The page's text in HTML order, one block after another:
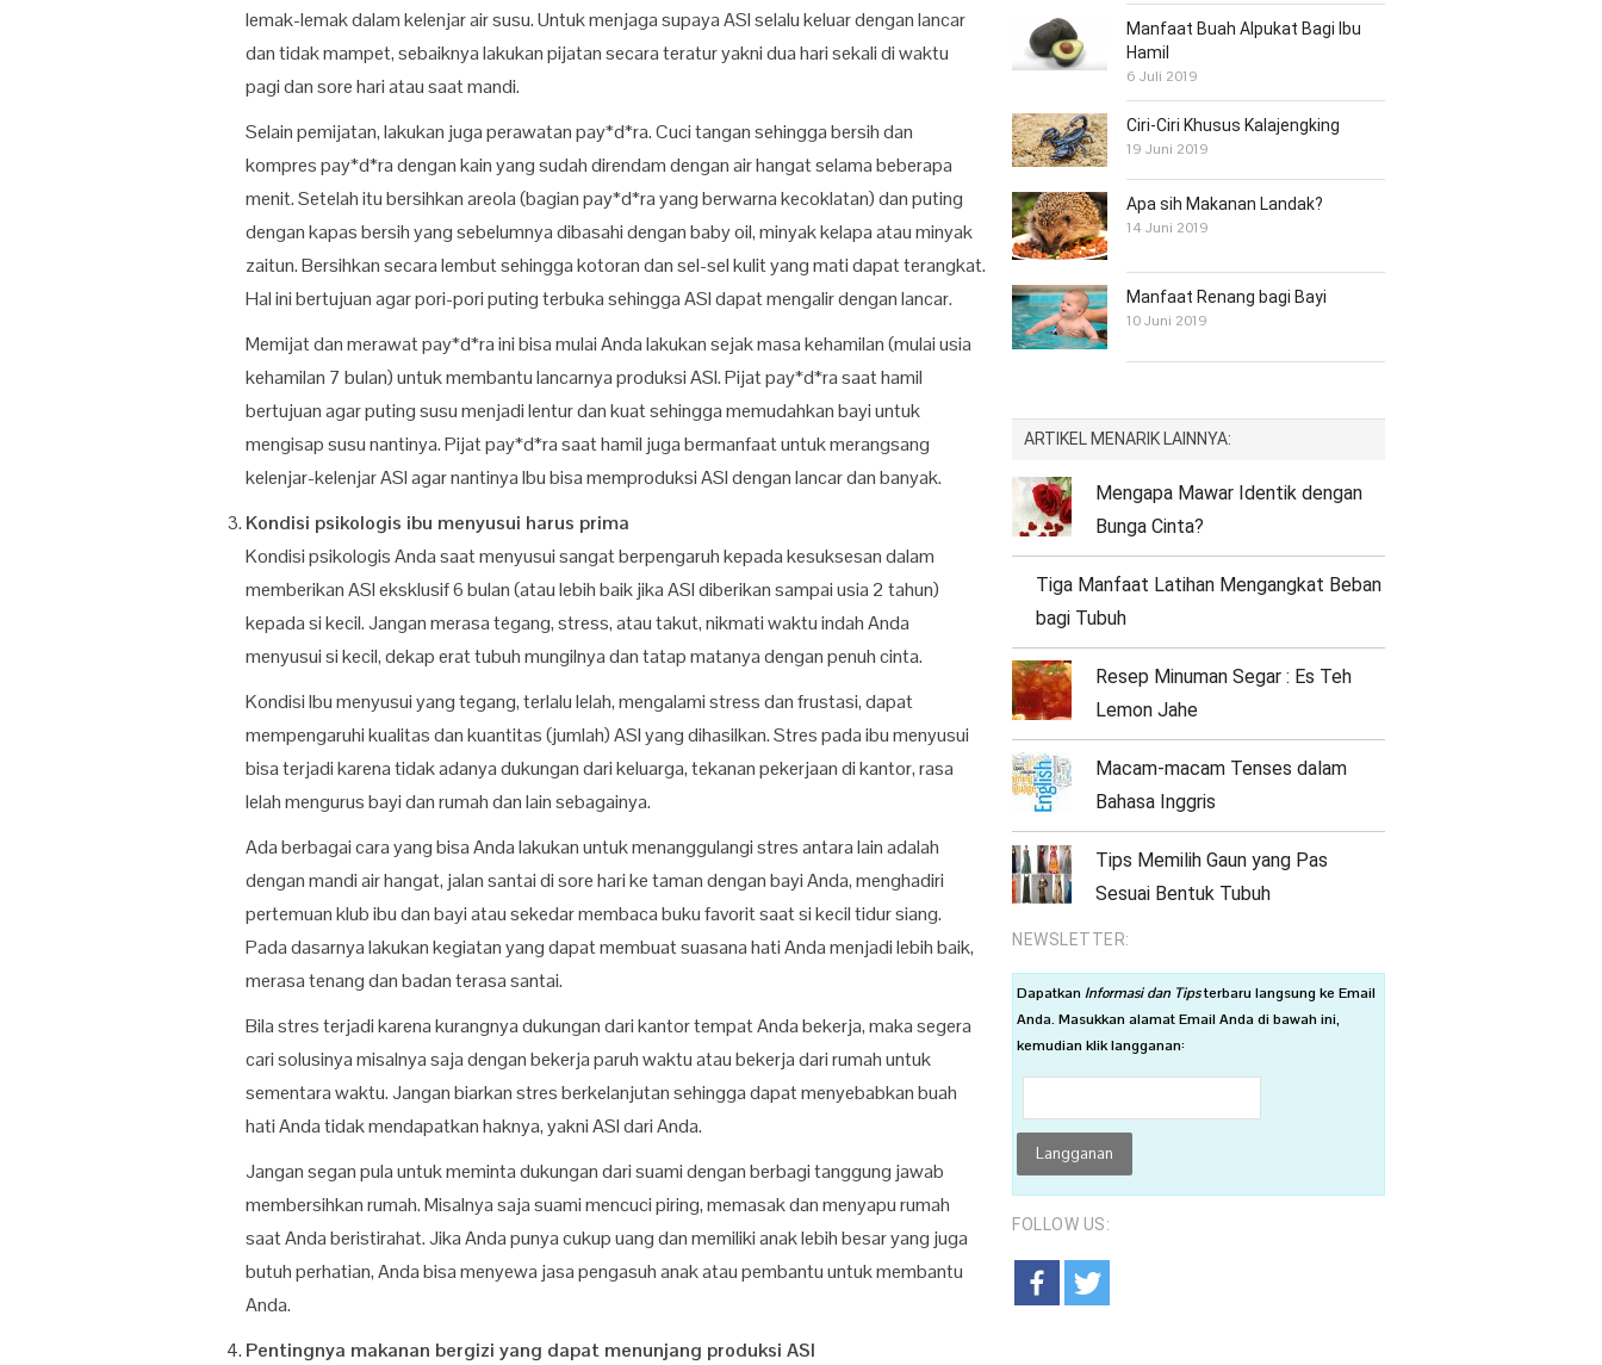
lemak-lemak dalam kelenjar air susu. Untuk menjaga supaya ASI selalu keluar dengan lancar
dan tidak mampet, sebaiknya lakukan pijatan secara teratur yakni dua hari sekali di waktu
pagi dan sore hari atau saat mandi.
Selain pemijatan, lakukan juga perawatan pay*d*ra. Cuci tangan sehingga bersih dan
kompres pay*d*ra dengan kain yang sudah direndam dengan air hangat selama beberapa
menit. Setelah itu bersihkan areola (bagian pay*d*ra yang berwarna kecoklatan) dan puting
dengan kapas bersih yang sebelumnya dibasahi dengan baby oil, minyak kelapa atau minyak
zaitun. Bersihkan secara lembut sehingga kotoran dan sel-sel kulit yang mati dapat terangkat.
Hal ini bertujuan agar pori-pori puting terbuka sehingga ASI dapat mengalir dengan lancar.
Memijat dan merawat pay*d*ra ini bisa mulai Anda lakukan sejak masa kehamilan (mulai usia
kehamilan 7 bulan) untuk membantu lancarnya produksi ASI. Pijat pay*d*ra saat hamil
bertujuan agar puting susu menjadi lentur dan kuat sehingga memudahkan bayi untuk
mengisap susu nantinya. Pijat pay*d*ra saat hamil juga bermanfaat untuk merangsang
kelenjar-kelenjar ASI agar nantinya Ibu bisa memproduksi ASI dengan lancar dan banyak.
Kondisi psikologis ibu menyusui harus prima
Kondisi psikologis Anda saat menyusui sangat berpengaruh kepada kesuksesan dalam
memberikan ASI eksklusif 6 bulan (atau lebih baik jika ASI diberikan sampai usia 2 tahun)
kepada si kecil. Jangan merasa tegang, stress, atau takut, nikmati waktu indah Anda
menyusui si kecil, dekap erat tubuh mungilnya dan tatap matanya dengan penuh cinta.
Kondisi Ibu menyusui yang tegang, terlalu lelah, mengalami stress dan frustasi, dapat
mempengaruhi kualitas dan kuantitas (jumlah) ASI yang dihasilkan. Stres pada ibu menyusui
bisa terjadi karena tidak adanya dukungan dari keluarga, tekanan pekerjaan di kantor, rasa
lelah mengurus bayi dan rumah dan lain sebagainya.
Ada berbagai cara yang bisa Anda lakukan untuk menanggulangi stres antara lain adalah
dengan mandi air hangat, jalan santai di sore hari ke taman dengan bayi Anda, menghadiri
pertemuan klub ibu dan bayi atau sekedar membaca buku favorit saat si kecil tidur siang.
Pada dasarnya lakukan kegiatan yang dapat membuat suasana hati Anda menjadi lebih baik,
merasa tenang dan badan terasa santai.
Bila stres terjadi karena kurangnya dukungan dari kantor tempat Anda bekerja, maka segera
cari solusinya misalnya saja dengan bekerja paruh waktu atau bekerja dari rumah untuk
sementara waktu. Jangan biarkan stres berkelanjutan sehingga dapat menyebabkan buah
hati Anda tidak mendapatkan haknya, yakni ASI dari Anda.
Jangan segan pula untuk meminta dukungan dari suami dengan berbagi tanggung jawab
membersihkan rumah. Misalnya saja suami mencuci piring, memasak dan menyapu rumah
saat Anda beristirahat. Jika Anda punya cukup uang dan memiliki anak lebih besar yang juga
butuh perhatian, Anda bisa menyewa jasa pengasuh anak atau pembantu untuk membantu
Anda.
Pentingnya makanan bergizi yang dapat menunjang produksi ASI
Manfaat Buah Alpukat Bagi Ibu
Hamil
6 Juli 2019
Ciri-Ciri Khusus Kalajengking
19 Juni 2019
Apa sih Makanan Landak?
14 Juni 2019
Manfaat Renang bagi Bayi
10 Juni 2019
ARTIKEL MENARIK LAINNYA:
Mengapa Mawar Identik dengan
Bunga Cinta?
Tiga Manfaat Latihan Mengangkat Beban
bagi Tubuh
Resep Minuman Segar : Es Teh
Lemon Jahe
Macam-macam Tenses dalam
Bahasa Inggris
Tips Memilih Gaun yang Pas
Sesuai Bentuk Tubuh
NEWSLETTER:
DapatkanInformasi dan Tipsterbaru langsung ke Email
Anda. Masukkan alamat Email Anda di bawah ini,
kemudian klik langganan:
FOLLOW US: